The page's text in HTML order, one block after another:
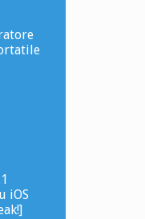
iOS